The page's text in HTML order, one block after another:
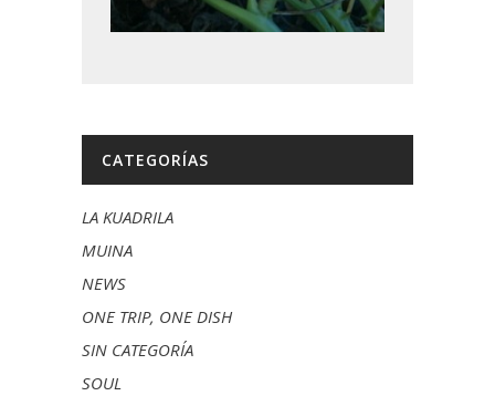
CATEGORÍAS
LA KUADRILA
MUINA
NEWS
ONE TRIP, ONE DISH
SIN CATEGORÍA
SOUL